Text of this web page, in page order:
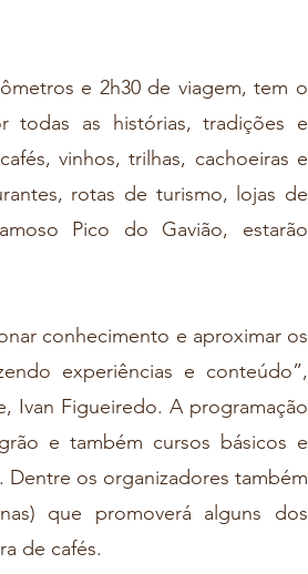
todas as histórias, tradições e
vinhos, trilhas, cachoeiras e
rotas de turismo, lojas de
Pico do Gavião, estarão
experiências e conteúdo”,
Ivan Figueiredo. A programação
e também cursos básicos e
Dentre os organizadores também
que promoverá alguns dos
de cafés.